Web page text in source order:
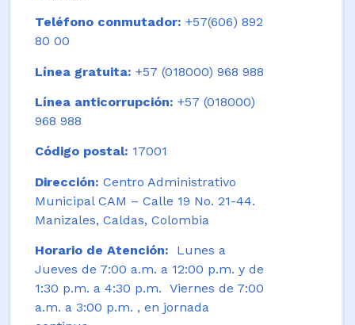
Teléfono conmutador: +57(606) 892
80 00
Línea gratuita: +57 (018000) 968 988
Línea anticorrupción: +57 (018000)
968 988
Código postal: 17001
Dirección: Centro Administrativo
Municipal CAM – Calle 19 No. 21-44.
Manizales, Caldas, Colombia
Horario de Atención: Lunes a
Jueves de 7:00 a.m. a 12:00 p.m. y de
1:30 p.m. a 4:30 p.m. Viernes de 7:00
a.m. a 3:00 p.m. , en jornada